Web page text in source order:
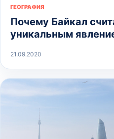
ГЕОГРАФИЯ
Почему Байкал
уникальным
21.09.2020